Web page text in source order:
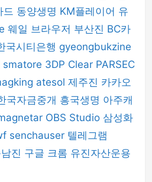
드 동양생명 KM플레이어 유
웨일 브라우저 부산진 BC카
국시티은행 gyeongbukzine
smatore 3DP Clear PARSEC
atesol 제주진 카카오
국자금중개 흥국생명 아주캐
OBS Studio 삼성화
senchauser 텔레그램
진 구글 크롬 유진자산운용